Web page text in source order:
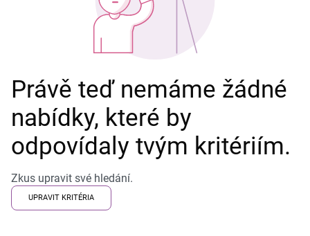
Právě teď nemáme žádné
nabídky, které by
odpovídaly tvým kritériím.
Zkus upravit své hledání.
UPRAVIT KRITÉRIA